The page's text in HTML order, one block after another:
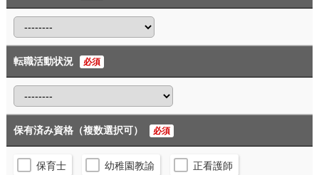
転職活動状況 必須
保有済み資格（複数選択可） 必須
保育士 幼稚園教諭 正看護師